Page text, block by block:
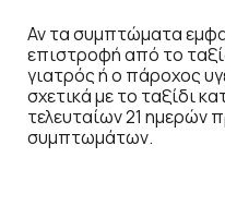
Αν τα συμπτώματα
επιστροφή από το
γιατρός ή ο πάροχος
σχετικά με το ταξίδι
τελευταίων 21 ημερών
συμπτωμάτων.